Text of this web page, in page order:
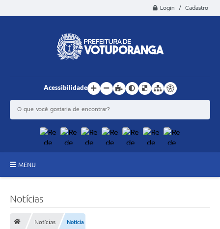
Login / Cadastro
Acessibilidade
MENU
A História
Notícias
Notícias Notícia